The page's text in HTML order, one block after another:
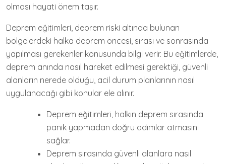
olması hayati önem taşır.
Deprem eğitimleri, deprem riski altında bulunan
bölgelerdeki halka deprem öncesi, sırası ve sonrasında
yapılması gerekenler konusunda bilgi verir. Bu eğitimlerde,
deprem anında nasıl hareket edilmesi gerektiği, güvenli
alanların nerede olduğu, acil durum planlarının nasıl
uygulanacağı gibi konular ele alınır.
Deprem eğitimleri, halkın deprem sırasında
panik yapmadan doğru adımlar atmasını
sağlar.
Deprem sırasında güvenli alanlara nasıl